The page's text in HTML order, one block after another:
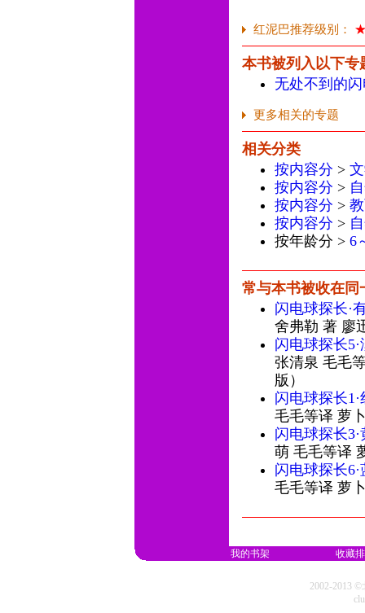
红泥巴推荐级别：
本书被列入以下专
无处不到的
更多相关的专题
相关分类
按内容分 >
按内容分 >
按内容分 >
按内容分 >
按年龄分 > 6
常与本书被收在同
闪电球探长·
舍弗勒 著 廖
闪电球探长
张清泉 毛毛
版）
闪电球探长
毛毛等译 萝
闪电球探长
萌 毛毛等译
闪电球探长
毛毛等译 萝
我的书架 收藏
2002-2013